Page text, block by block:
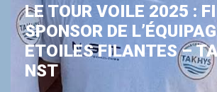
LE TOUR VOILE 2025 :
SPONSOR DE
ETOILES FILANTES –
NST